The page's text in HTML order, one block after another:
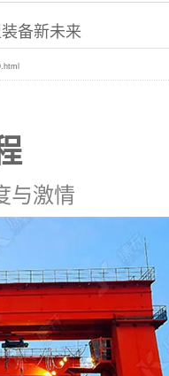
备新未来
与激情